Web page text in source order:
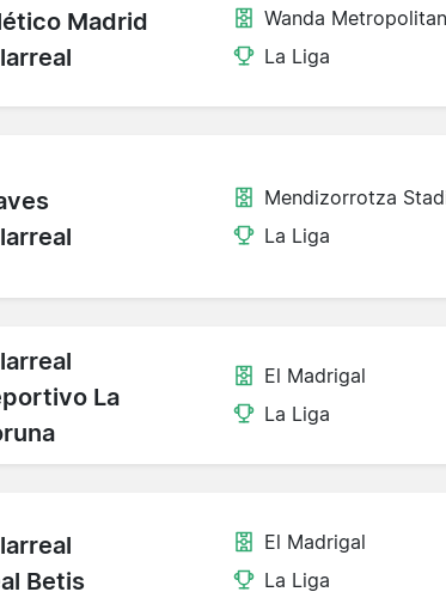
Madrid
Wanda
La Liga
Mendizorrotza
La Liga
La
El Madrigal
La Liga
Betis
El Madrigal
La Liga